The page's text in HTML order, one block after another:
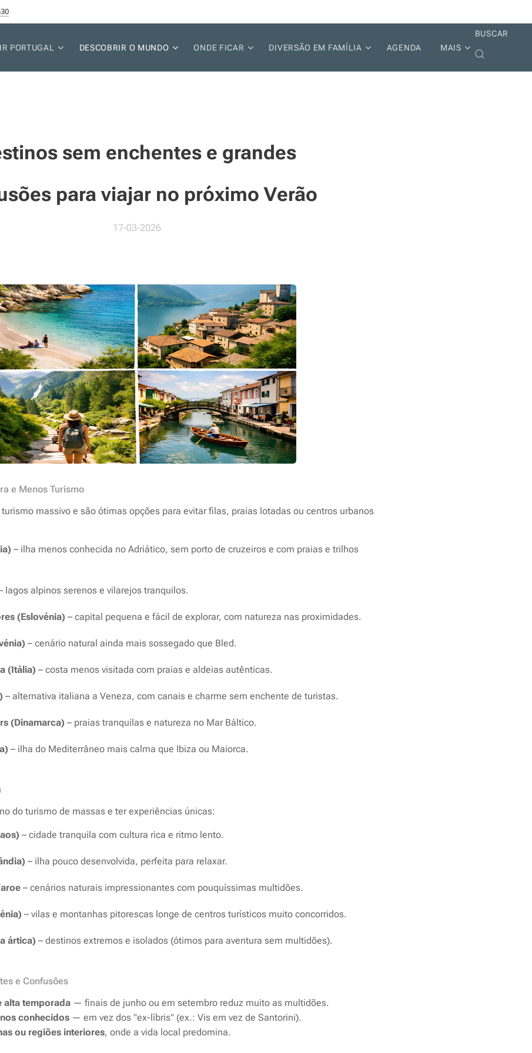
PORTUGAL DESCOBRIR O MUNDO ONDE FICAR DIVERSÃO EM FAMÍLIA AGENDA MAIS
BUSCAR
sem enchentes e grandes
para viajar no próximo Verão
17-03-2026
e Menos Turismo
massivo e são ótimas opções para evitar filas, praias lotadas ou centros urbanos
– ilha menos conhecida no Adriático, sem porto de cruzeiros e com praias e trilhos
lagos alpinos serenos e vilarejos tranquilos.
(Eslovénia) – capital pequena e fácil de explorar, com natureza nas proximidades.
– cenário natural ainda mais sossegado que Bled.
(Itália) – costa menos visitada com praias e aldeias autênticas.
– alternativa italiana a Veneza, com canais e charme sem enchente de turistas.
(Dinamarca) – praias tranquilas e natureza no Mar Báltico.
– ilha do Mediterrâneo mais calma que Ibiza ou Maiorca.
do turismo de massas e ter experiências únicas:
– cidade tranquila com cultura rica e ritmo lento.
– ilha pouco desenvolvida, perfeita para relaxar.
– cenários naturais impressionantes com pouquíssimas multidões.
– vilas e montanhas pitorescas longe de centros turísticos muito concorridos.
ártica) – destinos extremos e isolados (ótimos para aventura sem multidões).
e Confusões
alta temporada — finais de junho ou em setembro reduz muito as multidões.
conhecidos — em vez dos "ex-líbris" (ex.: Vis em vez de Santorini).
ou regiões interiores, onde a vida local predomina.